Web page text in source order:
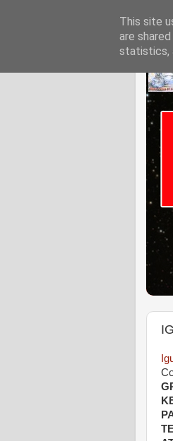
This site
are
statistics,